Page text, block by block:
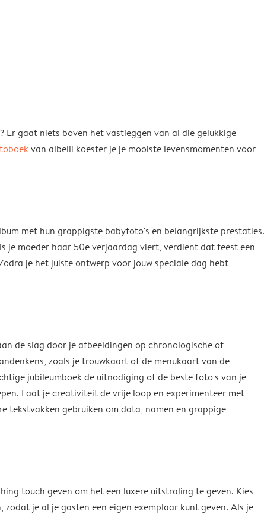
gaat niets boven het vastleggen van al die gelukkige
van albelli koester je je mooiste levensmomenten voor
met hun grappigste babyfoto's en belangrijkste prestaties.
je moeder haar 50e verjaardag viert, verdient dat feest een
je het juiste ontwerp voor jouw speciale dag hebt
de slag door je afbeeldingen op chronologische of
zoals je trouwkaart of de menukaart van de
jubileumboek de uitnodiging of de beste foto's van je
Laat je creativiteit de vrije loop en experimenteer met
tekstvakken gebruiken om data, namen en grappige
touch geven om het een luxere uitstraling te geven. Kies
je al je gasten een eigen exemplaar kunt geven. Als je